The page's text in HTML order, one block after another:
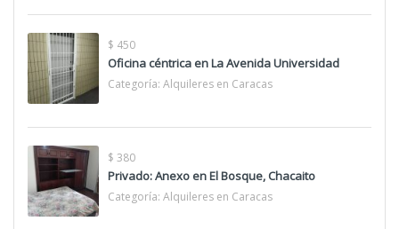
$ 450
Oficina céntrica en La Avenida Universidad
Categoría: Alquileres en Caracas
$ 380
Privado: Anexo en El Bosque, Chacaito
Categoría: Alquileres en Caracas